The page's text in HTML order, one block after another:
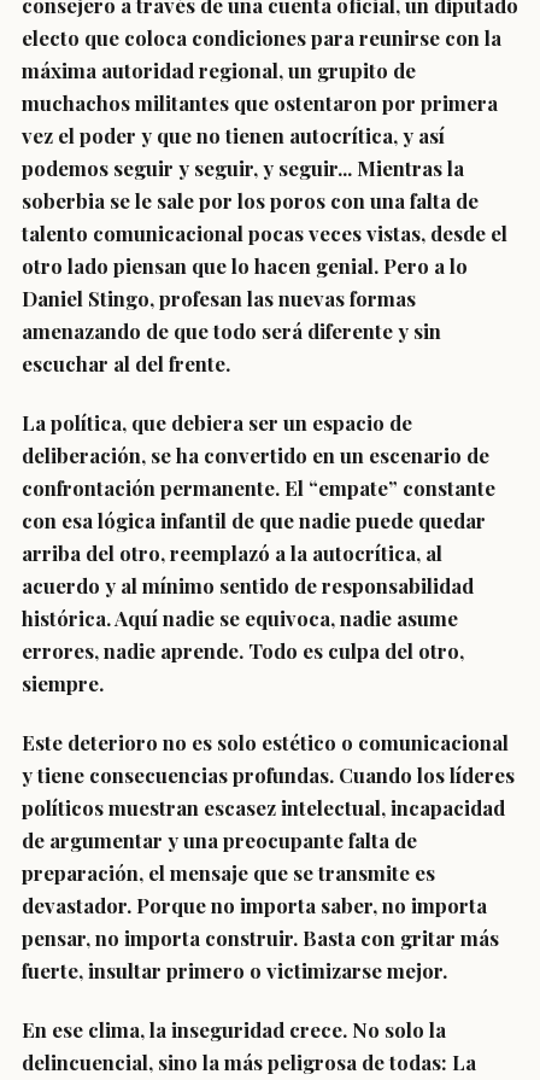
electo que coloca condiciones para reunirse con la
máxima autoridad regional, un grupito de
muchachos militantes que ostentaron por primera
vez el poder y que no tienen autocrítica, y así
podemos seguir y seguir, y seguir... Mientras la
soberbia se le sale por los poros con una falta de
talento comunicacional pocas veces vistas, desde el
otro lado piensan que lo hacen genial. Pero a lo
Daniel Stingo, profesan las nuevas formas
amenazando de que todo será diferente y sin
escuchar al del frente.
La política, que debiera ser un espacio de
deliberación, se ha convertido en un escenario de
confrontación permanente. El “empate” constante
con esa lógica infantil de que nadie puede quedar
arriba del otro, reemplazó a la autocrítica, al
acuerdo y al mínimo sentido de responsabilidad
histórica. Aquí nadie se equivoca, nadie asume
errores, nadie aprende. Todo es culpa del otro,
siempre.
Este deterioro no es solo estético o comunicacional
y tiene consecuencias profundas. Cuando los líderes
políticos muestran escasez intelectual, incapacidad
de argumentar y una preocupante falta de
preparación, el mensaje que se transmite es
devastador. Porque no importa saber, no importa
pensar, no importa construir. Basta con gritar más
fuerte, insultar primero o victimizarse mejor.
En ese clima, la inseguridad crece. No solo la
delincuencial, sino la más peligrosa de todas: La